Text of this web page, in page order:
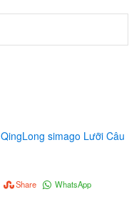
QingLong simago Lưỡi Câu
Share WhatsApp